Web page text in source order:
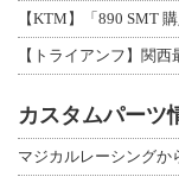
【KTM】「890 SMT
カスタムパーツ